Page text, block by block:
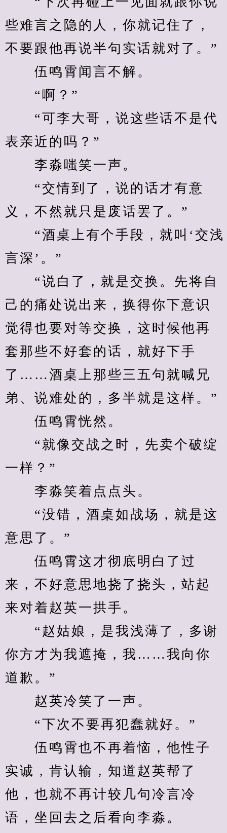
些难言之隐的人，你就记住了，
不要跟他再说半句实话就对了。”
伍鸣霄闻言不解。
“啊？”
“可李大哥，说这些话不是代
表亲近的吗？”
李淼嗤笑一声。
“交情到了，说的话才有意
义，不然就只是废话罢了。”
“酒桌上有个手段，就叫‘交浅
言深’。”
“说白了，就是交换。先将自
己的痛处说出来，换得你下意识
觉得也要对等交换，这时候他再
套那些不好套的话，就好下手
了……酒桌上那些三五句就喊兄
弟、说难处的，多半就是这样。”
伍鸣霄恍然。
“就像交战之时，先卖个破绽
一样？”
李淼笑着点点头。
“没错，酒桌如战场，就是这
意思了。”
伍鸣霄这才彻底明白了过
来，不好意思地挠了挠头，站起
来对着赵英一拱手。
“赵姑娘，是我浅薄了，多谢
你方才为我遮掩，我……我向你
道歉。”
赵英冷笑了一声。
“下次不要再犯蠢就好。”
伍鸣霄也不再着恼，他性子
实诚，肯认输，知道赵英帮了
他，也就不再计较几句冷言冷
语，坐回去之后看向李淼。